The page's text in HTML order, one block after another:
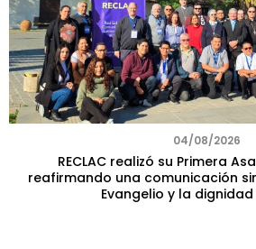
04/08/2026
RECLAC realizó su Primera
reafirmando una comunicación
Evangelio y la